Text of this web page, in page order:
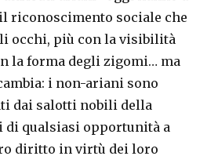
riconoscimento sociale che
occhi, più con la visibilità
la forma degli zigomi… ma
i non-ariani sono
dai salotti nobili della
di qualsiasi opportunità a
diritto in virtù dei loro